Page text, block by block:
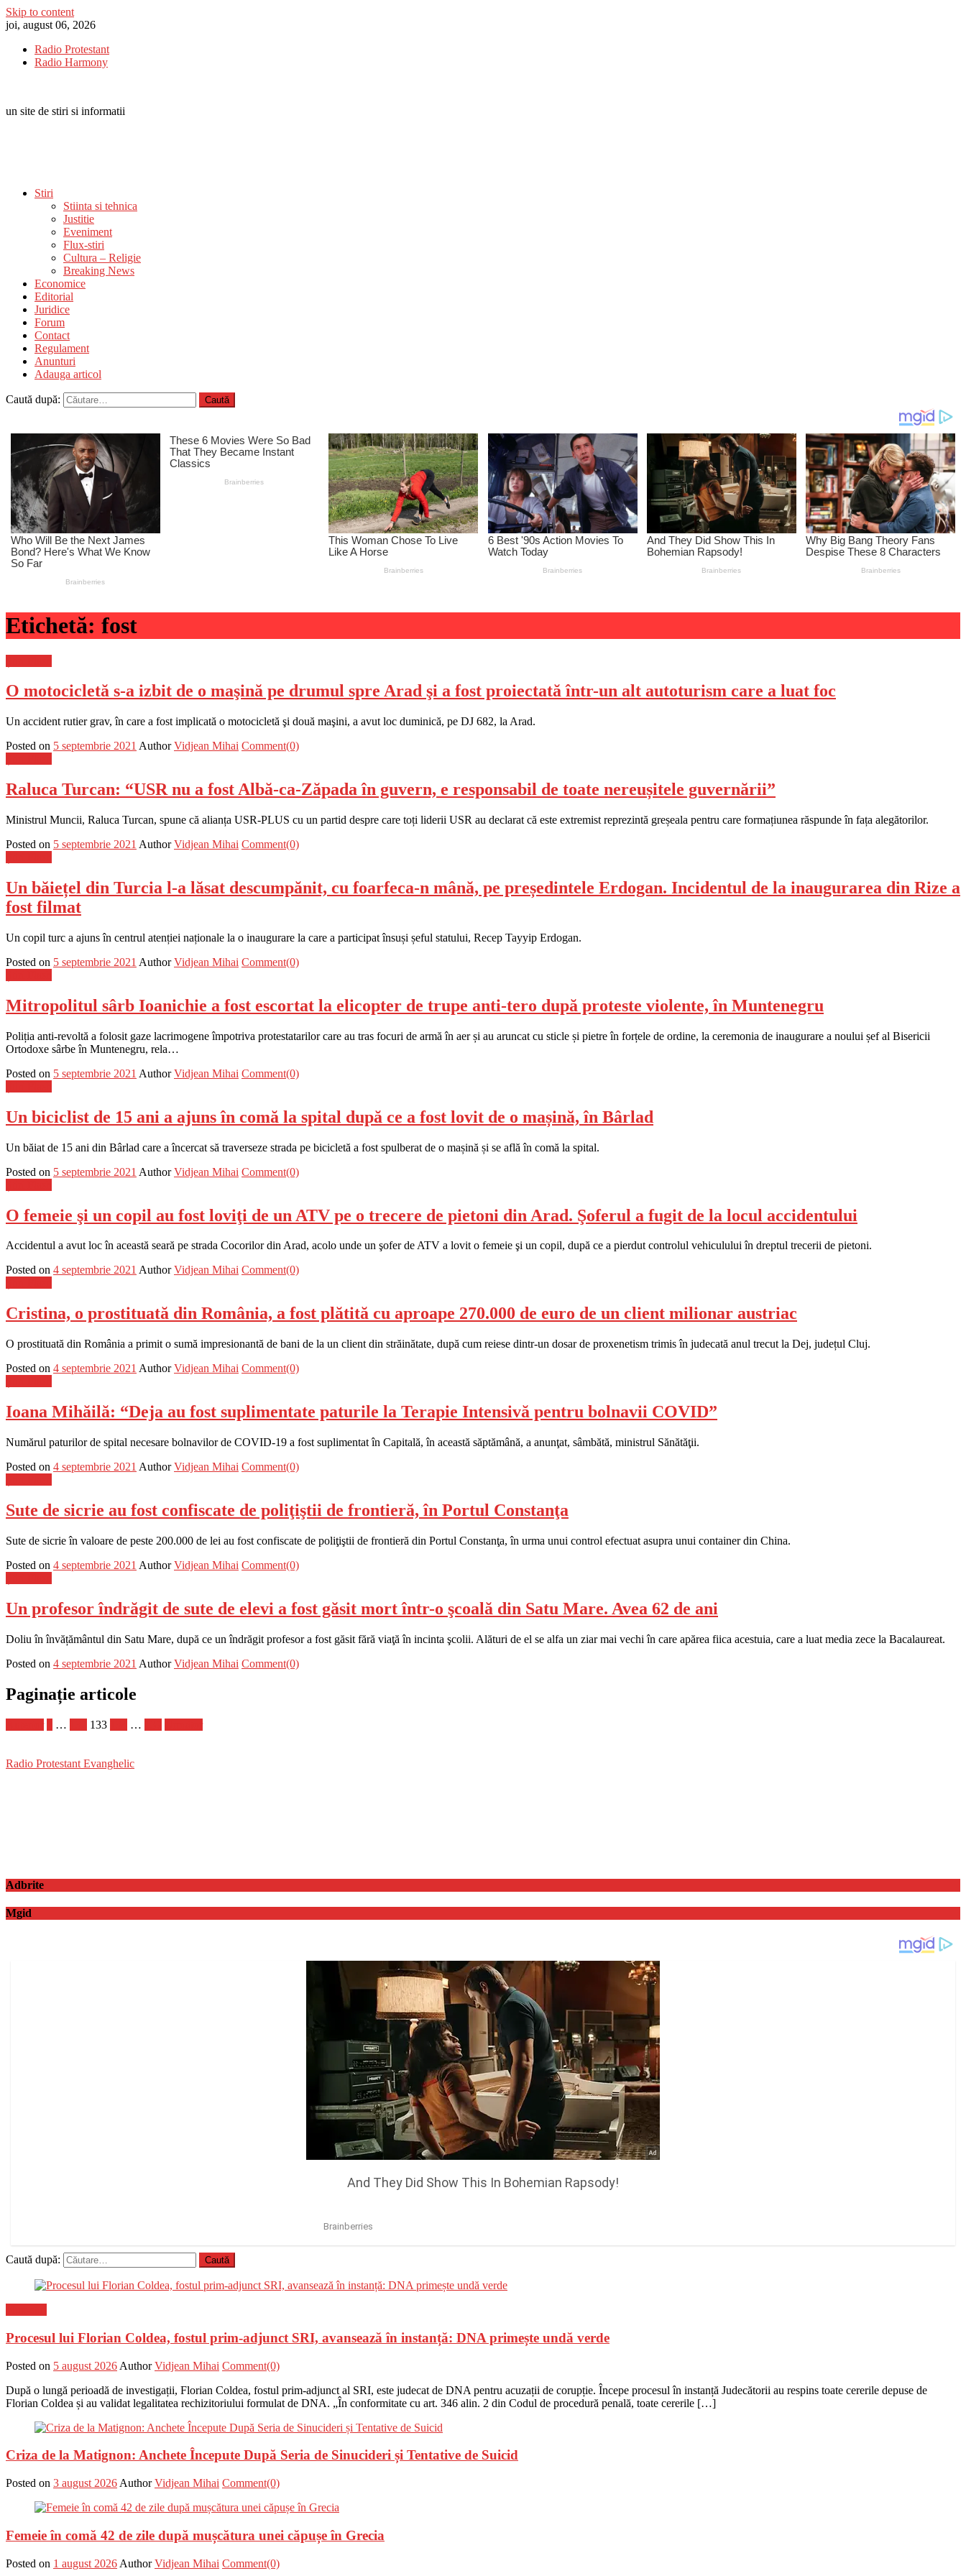
Skip to content
joi, august 06, 2026
Radio Protestant
Radio Harmony
un site de stiri si informatii
Stiri
Stiinta si tehnica
Justitie
Eveniment
Flux-stiri
Cultura – Religie
Breaking News
Economice
Editorial
Juridice
Forum
Contact
Regulament
Anunturi
Adauga articol
Caută după:
Etichetă: fost
O motocicletă s-a izbit de o maşină pe drumul spre Arad şi a fost proiectată într-un alt autoturism care a luat foc
Un accident rutier grav, în care a fost implicată o motocicletă şi două maşini, a avut loc duminică, pe DJ 682, la Arad.
Posted on 5 septembrie 2021 Author Vidjean Mihai Comment(0)
Raluca Turcan: “USR nu a fost Albă-ca-Zăpada în guvern, e responsabil de toate nereușitele guvernării”
Ministrul Muncii, Raluca Turcan, spune că alianța USR-PLUS cu un partid despre care toți liderii USR au declarat că este extremist reprezintă greșeala pentru care formațiunea răspunde în fața alegătorilor.
Posted on 5 septembrie 2021 Author Vidjean Mihai Comment(0)
Un băiețel din Turcia l-a lăsat descumpănit, cu foarfeca-n mână, pe președintele Erdogan. Incidentul de la inaugurarea din Rize a
fost filmat
Un copil turc a ajuns în centrul atenției naționale la o inaugurare la care a participat însuși șeful statului, Recep Tayyip Erdogan.
Posted on 5 septembrie 2021 Author Vidjean Mihai Comment(0)
Mitropolitul sârb Ioanichie a fost escortat la elicopter de trupe anti-tero după proteste violente, în Muntenegru
Poliția anti-revoltă a folosit gaze lacrimogene împotriva protestatarilor care au tras focuri de armă în aer și au aruncat cu sticle și pietre în forțele de ordine, la ceremonia de inaugurare a noului șef al Bisericii
Ortodoxe sârbe în Muntenegru, rela…
Posted on 5 septembrie 2021 Author Vidjean Mihai Comment(0)
Un biciclist de 15 ani a ajuns în comă la spital după ce a fost lovit de o mașină, în Bârlad
Un băiat de 15 ani din Bârlad care a încercat să traverseze strada pe bicicletă a fost spulberat de o mașină și se află în comă la spital.
Posted on 5 septembrie 2021 Author Vidjean Mihai Comment(0)
O femeie şi un copil au fost loviţi de un ATV pe o trecere de pietoni din Arad. Şoferul a fugit de la locul accidentului
Accidentul a avut loc în această seară pe strada Cocorilor din Arad, acolo unde un şofer de ATV a lovit o femeie şi un copil, după ce a pierdut controlul vehiculului în dreptul trecerii de pietoni.
Posted on 4 septembrie 2021 Author Vidjean Mihai Comment(0)
Cristina, o prostituată din România, a fost plătită cu aproape 270.000 de euro de un client milionar austriac
O prostituată din România a primit o sumă impresionantă de bani de la un client din străinătate, după cum reiese dintr-un dosar de proxenetism trimis în judecată anul trecut la Dej, județul Cluj.
Posted on 4 septembrie 2021 Author Vidjean Mihai Comment(0)
Ioana Mihăilă: “Deja au fost suplimentate paturile la Terapie Intensivă pentru bolnavii COVID”
Numărul paturilor de spital necesare bolnavilor de COVID-19 a fost suplimentat în Capitală, în această săptămână, a anunţat, sâmbătă, ministrul Sănătăţii.
Posted on 4 septembrie 2021 Author Vidjean Mihai Comment(0)
Sute de sicrie au fost confiscate de poliţiştii de frontieră, în Portul Constanţa
Sute de sicrie în valoare de peste 200.000 de lei au fost confiscate de poliţiştii de frontieră din Portul Constanţa, în urma unui control efectuat asupra unui container din China.
Posted on 4 septembrie 2021 Author Vidjean Mihai Comment(0)
Un profesor îndrăgit de sute de elevi a fost găsit mort într-o şcoală din Satu Mare. Avea 62 de ani
Doliu în învățământul din Satu Mare, după ce un îndrăgit profesor a fost găsit fără viaţă în incinta şcolii. Alături de el se alfa un ziar mai vechi în care apărea fiica acestuia, care a luat media zece la Bacalaureat.
Posted on 4 septembrie 2021 Author Vidjean Mihai Comment(0)
Paginație articole
… 133 …
Radio Protestant Evanghelic
Adbrite
Mgid
Caută după:
Procesul lui Florian Coldea, fostul prim-adjunct SRI, avansează în instanță: DNA primește undă verde
Posted on 5 august 2026 Author Vidjean Mihai Comment(0)
După o lungă perioadă de investigații, Florian Coldea, fostul prim-adjunct al SRI, este judecat de DNA pentru acuzații de corupție. Începe procesul în instanță Judecătorii au respins toate cererile depuse de
Florian Coldea și au validat legalitatea rechizitoriului formulat de DNA. „În conformitate cu art. 346 alin. 2 din Codul de procedură penală, toate cererile […]
Criza de la Matignon: Anchete Începute După Seria de Sinucideri și Tentative de Suicid
Posted on 3 august 2026 Author Vidjean Mihai Comment(0)
Femeie în comă 42 de zile după mușcătura unei căpușe în Grecia
Posted on 1 august 2026 Author Vidjean Mihai Comment(0)